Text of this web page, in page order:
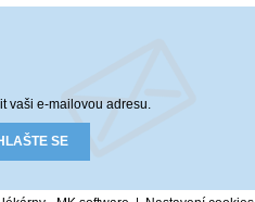
vaši e-mailovou adresu.